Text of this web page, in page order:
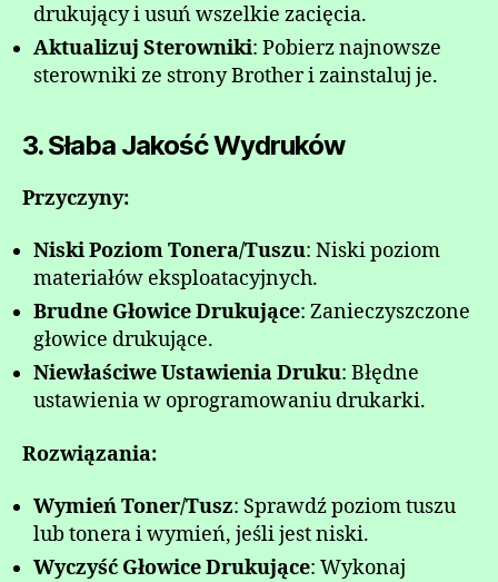
drukujący i usuń wszelkie zacięcia.
Aktualizuj Sterowniki: Pobierz najnowsze
sterowniki ze strony Brother i zainstaluj je.
3. Słaba Jakość Wydruków
Przyczyny:
Niski Poziom Tonera/Tuszu: Niski poziom
materiałów eksploatacyjnych.
Brudne Głowice Drukujące: Zanieczyszczone
głowice drukujące.
Niewłaściwe Ustawienia Druku: Błędne
ustawienia w oprogramowaniu drukarki.
Rozwiązania:
Wymień Toner/Tusz: Sprawdź poziom tuszu
lub tonera i wymień, jeśli jest niski.
Wyczyść Głowice Drukujące: Wykonaj